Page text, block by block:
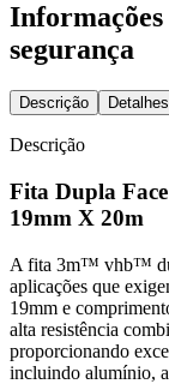
segurança
Descrição Detalhes
Descrição
Fita Dupla
19mm X 20m
A fita 3m™ vhb™
aplicações que
19mm e
alta resistência
proporcionando
incluindo alumínio,